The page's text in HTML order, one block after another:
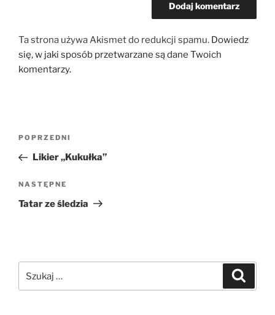
Ta strona używa Akismet do redukcji spamu. Dowiedz
się, w jaki sposób przetwarzane są dane Twoich
komentarzy.
Nawigacja
Poprzedni
wpis
POPRZEDNI
Likier „Kukułka”
Następny
wpis
NASTĘPNE
Tatar ze śledzia